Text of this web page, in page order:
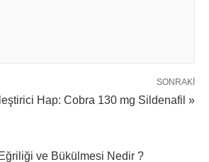
SONRAKI
Hap: Cobra 130 mg Sildenafil »
ve Bükülmesi Nedir ?